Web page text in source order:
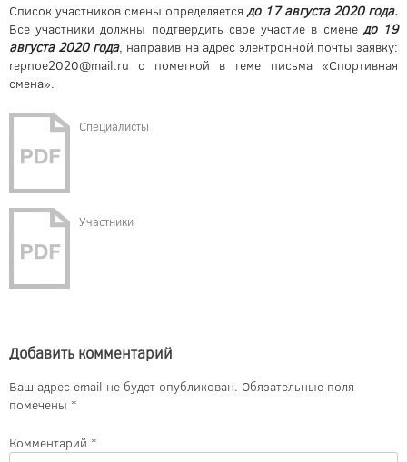
Список участников смены определяется до 17 августа 2020 года.
Все участники должны подтвердить свое участие в смене до 19
августа 2020 года, направив на адрес электронной почты заявку:
repnoe2020@mail.ru с пометкой в теме письма «Спортивная
смена».
Специалисты
Участники
Добавить комментарий
Ваш адрес email не будет опубликован. Обязательные поля
помечены *
Комментарий *